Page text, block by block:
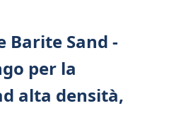
Barite Sand -
per la
alta densità,